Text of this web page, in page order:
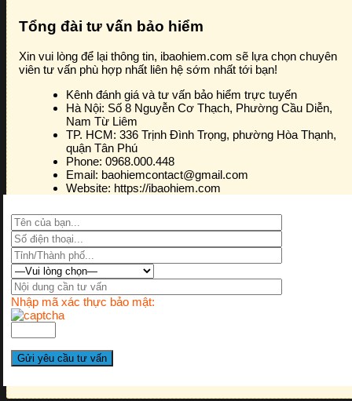
Tổng đài tư vấn bảo hiểm
Xin vui lòng để lại thông tin, ibaohiem.com sẽ lựa chọn chuyên
viên tư vấn phù hợp nhất liên hệ sớm nhất tới bạn!
Kênh đánh giá và tư vấn bảo hiểm trực tuyến
Hà Nội: Số 8 Nguyễn Cơ Thạch, Phường Cầu Diễn,
Nam Từ Liêm
TP. HCM: 336 Trịnh Đình Trọng, phường Hòa Thạnh,
quận Tân Phú
Phone: 0968.000.448
Email: baohiemcontact@gmail.com
Website: https://ibaohiem.com
Nhập mã xác thực bảo mật: